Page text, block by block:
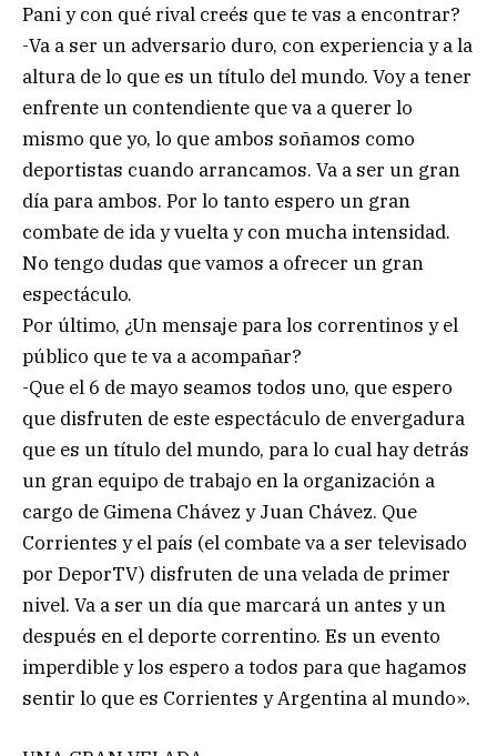
Pani y con qué rival creés que te vas a encontrar?
-Va a ser un adversario duro, con experiencia y a la
altura de lo que es un título del mundo. Voy a tener
enfrente un contendiente que va a querer lo
mismo que yo, lo que ambos soñamos como
deportistas cuando arrancamos. Va a ser un gran
día para ambos. Por lo tanto espero un gran
combate de ida y vuelta y con mucha intensidad.
No tengo dudas que vamos a ofrecer un gran
espectáculo.
Por último, ¿Un mensaje para los correntinos y el
público que te va a acompañar?
-Que el 6 de mayo seamos todos uno, que espero
que disfruten de este espectáculo de envergadura
que es un título del mundo, para lo cual hay detrás
un gran equipo de trabajo en la organización a
cargo de Gimena Chávez y Juan Chávez. Que
Corrientes y el país (el combate va a ser televisado
por DeporTV) disfruten de una velada de primer
nivel. Va a ser un día que marcará un antes y un
después en el deporte correntino. Es un evento
imperdible y los espero a todos para que hagamos
sentir lo que es Corrientes y Argentina al mundo».